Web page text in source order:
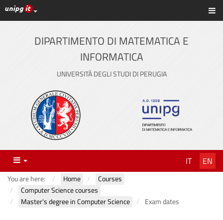
Skip
to
UniPG top links
DIPARTIMENTO DI MATEMATICA E
INFORMATICA
UNIVERSITÀ DEGLI STUDI DI PERUGIA
Menu IT EN
You are here: Home
Courses
Computer Science courses
Master's degree in Computer Science
Exam dates